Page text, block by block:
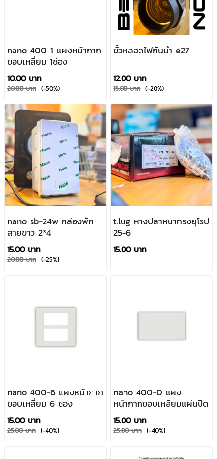
nano 400-1 แผงหน้ากาก
ขอบเหลี่ยม 1ช่อง
10.00 บาท
20.00 บาท (-50%)
ขั้วหลอดไฟกันน้ำ e27
12.00 บาท
15.00 บาท (-20%)
nano sb-24w กล่องพัก
สายขาว 2*4
15.00 บาท
20.00 บาท (-25%)
t.lug หางปลาหนาทรงยุโรป
25-6
15.00 บาท
nano 400-6 แผงหน้ากาก
ขอบเหลี่ยม 6 ช่อง
15.00 บาท
25.00 บาท (-40%)
nano 400-0 แผง
หน้ากากขอบเหลี่ยมแผ่นปิด
15.00 บาท
25.00 บาท (-40%)